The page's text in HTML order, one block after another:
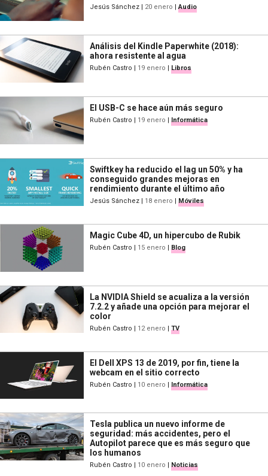
Jesús Sánchez | 20 enero | Audio
Análisis del Kindle Paperwhite (2018):
ahora resistente al agua
Rubén Castro 19 enero Libros
El USB-C se hace aún más seguro
Rubén Castro 19 enero Informática
Swiftkey ha reducido el lag un 50% y ha
conseguido grandes mejoras en
rendimiento durante el último año
Jesús Sánchez | 18 enero | Móviles
Magic Cube 4D, un hipercubo de Rubik
Rubén Castro | 15 enero | Blog
La NVIDIA Shield se acualiza a la versión
7.2.2 y añade una opción para mejorar el
color
Rubén Castro | 12 enero | TV
El Dell XPS 13 de 2019, por fin, tiene la
webcam en el sitio correcto
Rubén Castro | 10 enero | Informática
Tesla publica un nuevo informe de
seguridad: más accidentes, pero el
Autopilot parece que es más seguro que
los humanos
Rubén Castro 10 enero Noticias